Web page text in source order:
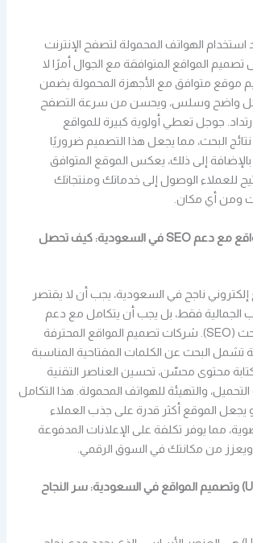
استخدام الهواتف المحمولة لتصفح الإنترنت
المواقع المتوافقة مع الجوال أمرًا لا
موقع متوافق مع الأجهزة المحمولة يضمن
واضح وسلس، ويحسن من سرعة التصفح
جوجل تعطي أولوية كبيرة للمواقع
نتائج البحث، مما يجعل هذا التصميم ضروريًا
إلى ذلك، يعكس الموقع المتوافق
للعملاء الوصول إلى خدماتك ومنتجاتك
ومن أي مكان.
خدمات تصميم المواقع مع دعم SEO في السعودية: كيف تحصل
ناجح في السعودية، يجب أن لا يقتصر
الجمالية فقط، بل يجب أن يتكامل مع دعم
تحسين محركات البحث (SEO). شركات تصميم المواقع المحترفة
البحث عن الكلمات المفتاحية المناسبة
محتوى محسّن، تحسين العناصر التقنية
والتهيئة للهواتف المحمولة. هذا التكامل
يجعل الموقع أكثر قدرة على جذب العملاء
مما يوفر تكلفة على الإعلانات المدفوعة
من مكانتك في السوق الرقمي.
تجربة المستخدم (UX) وتصميم المواقع في السعودية: سر النجاح